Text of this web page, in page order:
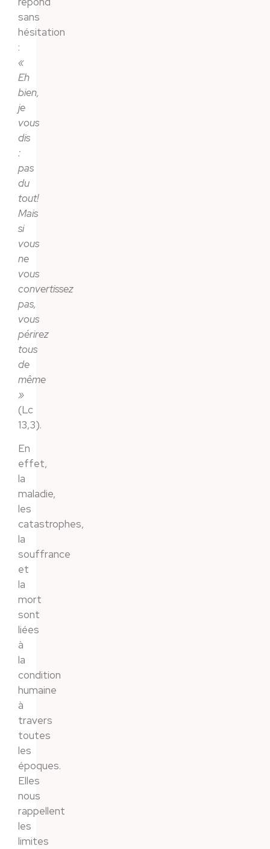
sans
hésitation
:
«
Eh
bien,
je
vous
dis
:
pas
du
tout!
Mais
si
vous
ne
vous
convertissez
pas,
vous
périrez
tous
de
même
»
(Lc
13,3).
En
effet,
la
maladie,
les
catastrophes,
la
souffrance
et
la
mort
sont
liées
à
la
condition
humaine
à
travers
toutes
les
époques.
Elles
nous
rappellent
les
limites